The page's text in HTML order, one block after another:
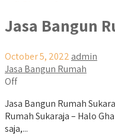
Jasa Bangun
October 5, 2022 admin
Jasa Bangun Rumah
Off
Jasa Bangun Rumah
Rumah Sukaraja – Halo
saja,...